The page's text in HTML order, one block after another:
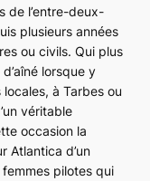
de l’entre-deux-
plusieurs années
ou civils. Qui plus
lorsque y
à Tarbes ou
véritable
occasion la
Atlantica d’un
pilotes qui